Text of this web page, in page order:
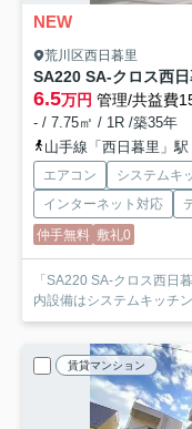
NEW
荒川区西日暮里
SA220 SA-クロス西
6.5万円 管理/共益費
- / 7.75㎡ / 1R /築35年
山手線「西日暮里」
エアコン システムキ
インターネット対応
仲手無料 敷礼0
「SA220 SA-クロス西日
内設備はシステムキッチ
賃貸マンション